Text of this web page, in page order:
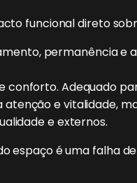
funcional direto
permanência e
conforto. Adequado
e vitalidade,
e externos.
é uma falha